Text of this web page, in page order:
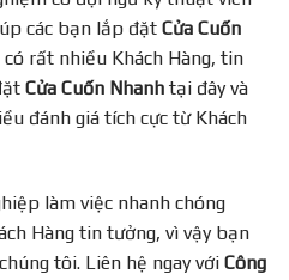
các bạn lắp đặt Cửa Cuốn
rất nhiều Khách Hàng, tin
Cửa Cuốn Nhanh tại đây và
đánh giá tích cực từ Khách
làm việc nhanh chóng
Hàng tin tưởng, vì vậy bạn
tôi. Liên hệ ngay với Công